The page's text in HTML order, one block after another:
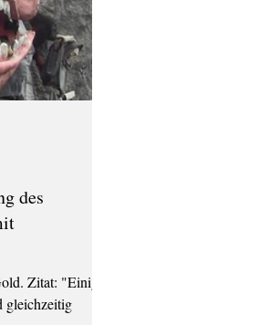
des
Zitat: "Einige
gleichzeitig